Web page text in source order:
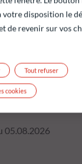
05.08.2026
05.08.2026
votre disposition le
de revenir sur vos
Tout refuser
cookies